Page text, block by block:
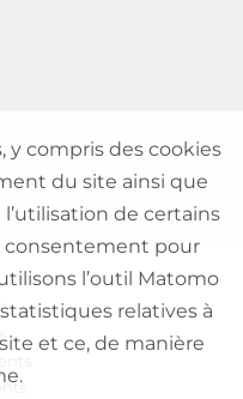
y compris des cookies
du site ainsi que
de certains
consentement pour
l’outil Matomo
relatives à
et ce, de manière